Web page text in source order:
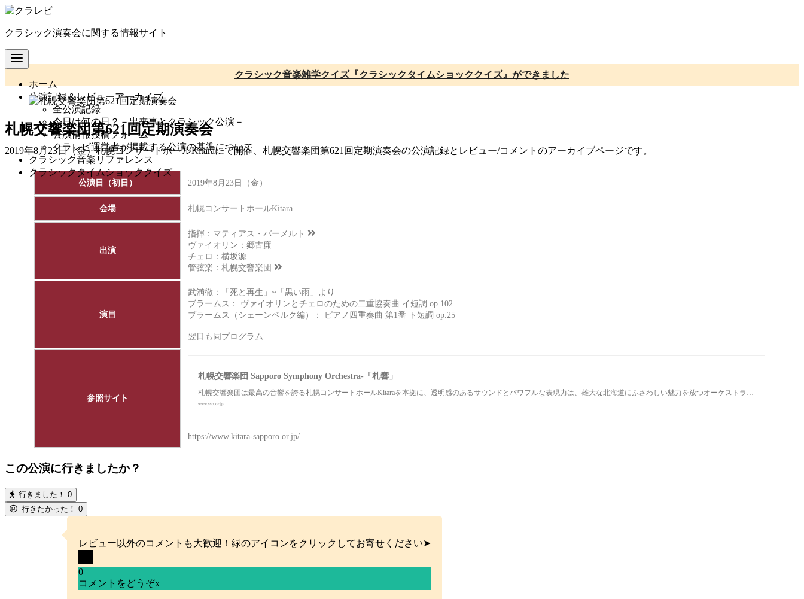
コ
テ
ン
ツ
移
クラシック演奏会に関する情報サイト
ホーム
公演記録＆レビューアーカイブ
全公演記録
今日は何の日？－出来事とクラシック公演－
公演情報投稿フォーム
クラレビ運営者が掲載する公演の基準について
クラシック音楽リファレンス
クラシックタイムショッククイズ
クラシック音楽雑学クイズ『クラシックタイムショッククイズ』ができました
札幌交響楽団第621回定期演奏会
2019年8月23日（金）札幌コンサートホールKitaraにて開催、札幌交響楽団第621回定期演奏会の公演記録とレビュー/コメントのアーカイブページです。
公演日（初日） 2019年8月23日（金）
会場 札幌コンサートホールKitara
出演
指揮： マティアス・バーメルト
ヴァイオリン：郷古廉
チェロ：横坂源
管弦楽： 札幌交響楽団
演目
武満徹：「死と再生」~「黒い雨」より
ブラームス： ヴァイオリンとチェロのための二重協奏曲 イ短調 op.102
ブラームス（シェーンベルク編）： ピアノ四重奏曲 第1番 ト短調 op.25
翌日も同プログラム
参照サイト
札幌交響楽団 Sapporo Symphony Orchestra-「札響」
札幌交響楽団は最高の音響を誇る札幌コンサートホールKitaraを本拠に、透明感のあるサウンドとパワフルな表現力は、雄大な北海道にふさわしい魅力を放つオーケストラ…
www.sso.or.jp
https://www.kitara-sapporo.or.jp/
この公演に行きましたか？
行きました！ 0
行きたかった！ 0
レビュー以外のコメントも大歓迎！緑のアイコンをクリックしてお寄せください➤
0
コメントをどうぞx